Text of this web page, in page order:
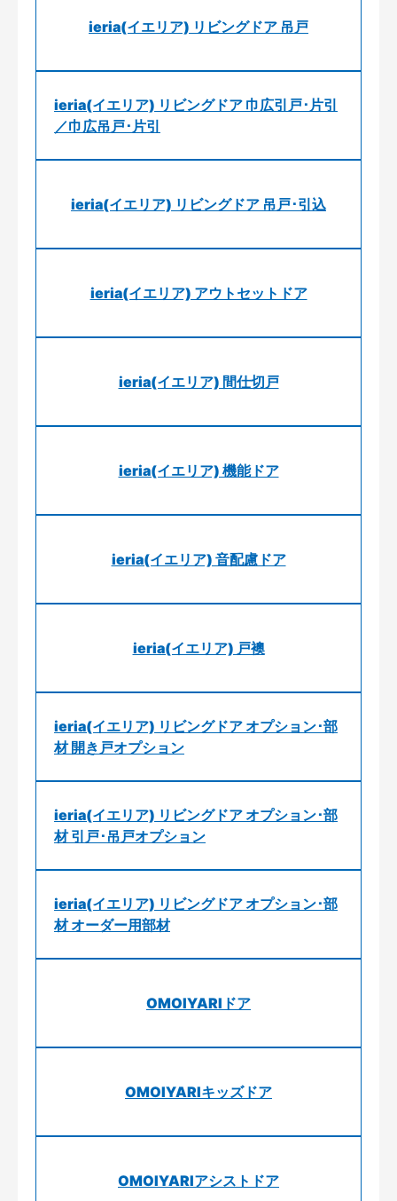
ieria(イエリア) リビングドア 吊戸
ieria(イエリア) リビングドア 巾広引戸･片引
／巾広吊戸･片引
ieria(イエリア) リビングドア 吊戸･引込
ieria(イエリア) アウトセットドア
ieria(イエリア) 間仕切戸
ieria(イエリア) 機能ドア
ieria(イエリア) 音配慮ドア
ieria(イエリア) 戸襖
ieria(イエリア) リビングドア オプション･部
材 開き戸オプション
ieria(イエリア) リビングドア オプション･部
材 引戸･吊戸オプション
ieria(イエリア) リビングドア オプション･部
材 オーダー用部材
OMOIYARIドア
OMOIYARIキッズドア
OMOIYARIアシストドア